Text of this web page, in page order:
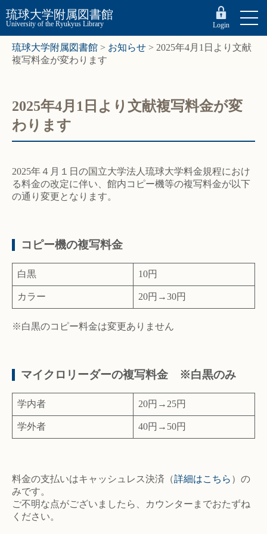
琉球大学附属図書館
University of the Ryukyus Library Login
琉球大学附属図書館 > お知らせ > 2025年4月1日より文献
複写料金が変わります
2025年4月1日より文献複写料金が変
わります
2025年４月１日の国立大学法人琉球大学料金規程におけ
る料金の改定に伴い、館内コピー機等の複写料金が以下
の通り変更となります。
コピー機の複写料金
白黒 10円
カラー 20円→30円
※白黒のコピー料金は変更ありません
マイクロリーダーの複写料金 ※白黒のみ
学内者 20円→25円
学外者 40円→50円
料金の支払いはキャッシュレス決済（詳細はこちら ）の
みです。
ご不明な点がございましたら、カウンターまでおたずね
ください。